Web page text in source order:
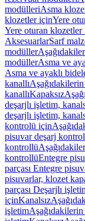
modülleriAsma
klozetler içinYere
Yere oturan klozetler
AksesuarlarSarf
modüller
modüllerAsma ve
Asma ve ayaklı
kanallı
kanallıKapaksız
deşarjlı işletim,
deşarjlı işletim,
kontrolü için
pisuvar deşarj
kontrollü
kontrollüEntegre
parçası Entegre
pisuvarlar, klozet
parçası Deşarjlı
içinKanalsız
işletim